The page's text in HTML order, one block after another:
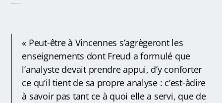
« Peut-être à Vincennes s’agrègeront les
enseignements dont Freud a formulé que
l’analyste devait prendre appui, d’y conforter
ce qu’il tient de sa propre analyse : c’est-àdire
à savoir pas tant ce à quoi elle a servi, que de